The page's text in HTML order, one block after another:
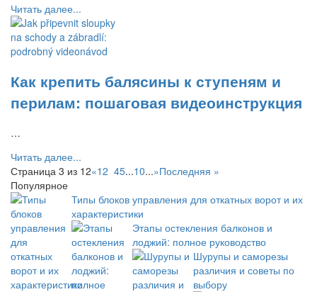
Читать далее...
Как крепить балясины к ступеням и
перилам: пошаговая видеоинструкция
…
Читать далее...
Страница 3 из 12«12 45...10...»Последняя »
Популярное
Типы блоков управления для откатных ворот и их
характеристики
Этапы остекления балконов и
лоджий: полное руководство
Шурупы и саморезы
различия и советы по
выбору